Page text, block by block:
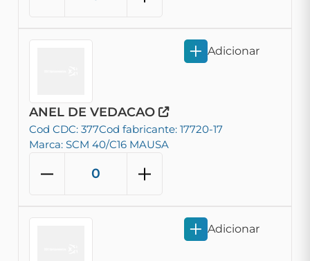
ANEL DE VEDACAO
Cod CDC: 377Cod fabricante: 17720-17
Marca: SCM 40/C16 MAUSA
Adicionar
Adicionar